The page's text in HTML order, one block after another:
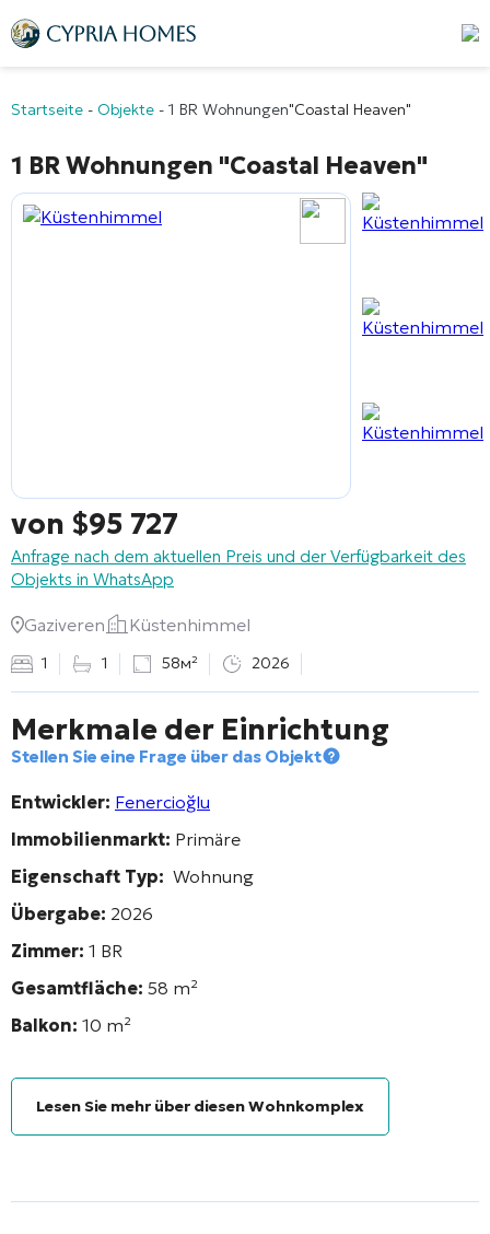
Startseite - Objekte - 1 BR Wohnungen"Coastal Heaven"
1 BR Wohnungen "Coastal Heaven"
von $95 727
Anfrage nach dem aktuellen Preis und der Verfügbarkeit des
Objekts in WhatsApp
Gaziveren Küstenhimmel
1 1 58м² 2026
Merkmale der Einrichtung
Stellen Sie eine Frage über das Objekt
Entwickler: Fenercioğlu
Immobilienmarkt: Primäre
Eigenschaft Typ: Wohnung
Übergabe: 2026
Zimmer: 1 BR
Gesamtfläche: 58 m²
Balkon: 10 m²
Lesen Sie mehr über diesen Wohnkomplex